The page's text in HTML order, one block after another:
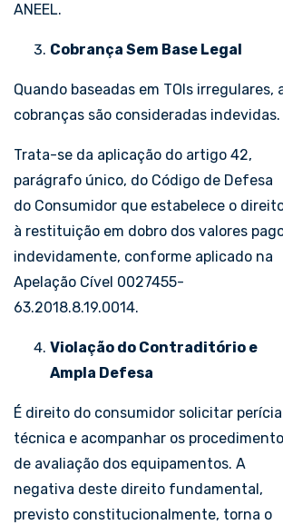
ANEEL.
Cobrança Sem Base Legal
Quando baseadas em TOIs irregulares,
cobranças são consideradas indevidas.
Trata-se da aplicação do artigo 42,
parágrafo único, do Código de Defesa
do Consumidor que estabelece o
à restituição em dobro dos valores
indevidamente, conforme aplicado na
Apelação Cível 0027455-
63.2018.8.19.0014.
Violação do Contraditório e
Ampla Defesa
É direito do consumidor solicitar perícia
técnica e acompanhar os
de avaliação dos equipamentos. A
negativa deste direito fundamental,
previsto constitucionalmente, torna o